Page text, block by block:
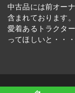
中古品には前オー
含まれております。
愛着あるトラクタ
ってほしいと・・